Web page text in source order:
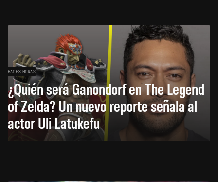
HACE 3 HORAS
¿Quién será Ganondorf en The Legend
of Zelda? Un nuevo reporte señala al
actor Uli Latukefu